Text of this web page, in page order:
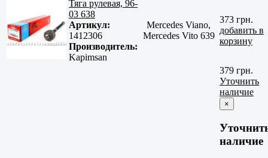
Тяга рулевая, 96-
03 638
Артикул:
1412306
Производитель:
Kapimsan
Mercedes Viano,
Mercedes Vito 639
373 грн.
добавить в
корзину
379 грн.
Уточнить
наличие
×
наличие